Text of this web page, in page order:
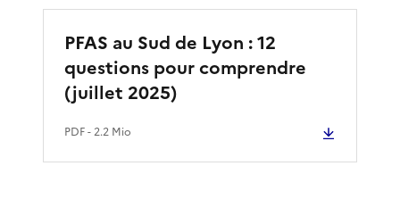
PFAS au Sud de Lyon : 12
questions pour comprendre
(juillet 2025)
PDF- 2.2 Mio